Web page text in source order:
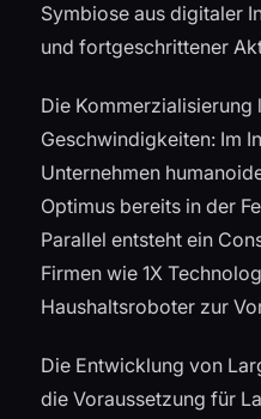
Symbiose aus digitaler
und fortgeschrittener
Die Kommerzialisierung
Geschwindigkeiten: Im
Unternehmen
Optimus bereits in der
Parallel entsteht ein
Firmen wie 1X
Haushaltsroboter zur
Die Entwicklung von
die Voraussetzung für